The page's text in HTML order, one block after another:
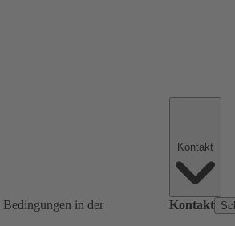
in der
Kontakt